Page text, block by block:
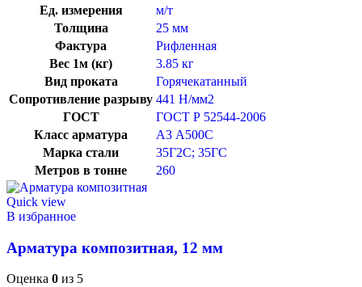
Ед. измерения
м/т
Толщина
25 мм
Фактура
Рифленная
Вес 1м (кг)
3.85 кг
Вид проката
Горячекатанный
Сопротивление разрыву 441 Н/мм2
ГОСТ
ГОСТ Р 52544-2006
Класс арматура
А3 А500С
Марка стали
35Г2С; 35ГС
Метров в тонне
260
Quick view
В избранное
Арматура композитная, 12 мм
Оценка 0 из 5